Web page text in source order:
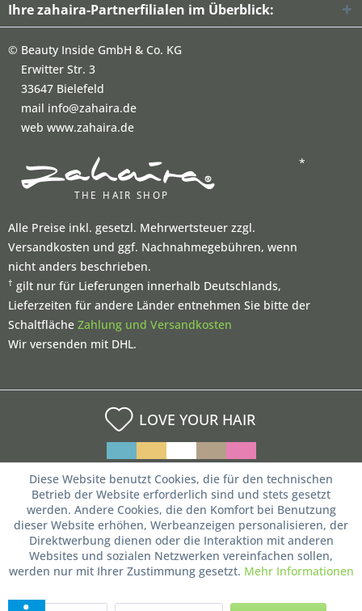
Ihre zahaira-Partnerfilialen im Überblick:
© Beauty Inside GmbH & Co. KG
Erwitter Str. 3
33647 Bielefeld
mail info@zahaira.de
web www.zahaira.de
*
Alle Preise inkl. gesetzl. Mehrwertsteuer zzgl.
Versandkosten und ggf. Nachnahmegebühren, wenn
nicht anders beschrieben.
† gilt nur für Lieferungen innerhalb Deutschlands,
Lieferzeiten für andere Länder entnehmen Sie bitte der
Schaltfläche Zahlung und Versandkosten
Wir versenden mit DHL.
LOVE YOUR HAIR
Diese Website benutzt Cookies, die für den technischen
Betrieb der Website erforderlich sind und stets gesetzt
werden. Andere Cookies, die den Komfort bei Benutzung
dieser Website erhöhen, Werbeanzeigen personalisieren, der
Direktwerbung dienen oder die Interaktion mit anderen
Websites und sozialen Netzwerken vereinfachen sollen,
werden nur mit Ihrer Zustimmung gesetzt. Mehr Informationen